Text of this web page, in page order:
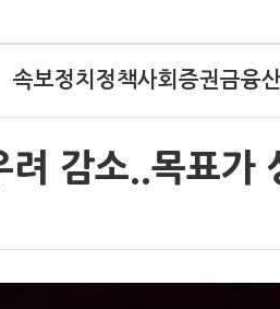
속보정치 정책사회 증권금융
감소..목표가